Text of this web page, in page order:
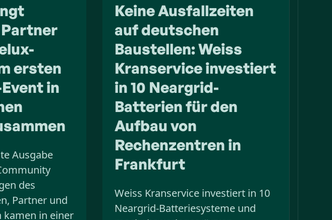
ersten
in
Ausgabe
des
Partner und
in einer
Keine Ausfallzeiten
auf deutschen
Baustellen: Weiss
Kranservice investiert
in 10 Neargrid-
Batterien für den
Aufbau von
Rechenzentren in
Frankfurt
Weiss Kranservice investiert in 10
Neargrid-Batteriesysteme und